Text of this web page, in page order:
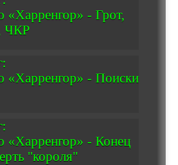
«Харренгор» - Грот,
ЧКР
«Харренгор» - Поиски
«Харренгор» - Конец
"короля"